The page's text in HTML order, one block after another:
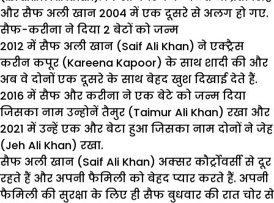
और सैफ अली खान 2004 में एक दूसरे से अलग हो गए.
सैफ-करीना ने दिया 2 बेटों को जन्म
2012 में सैफ अली खान (Saif Ali Khan) ने एक्ट्रैस
करीन कपूर (Kareena Kapoor) के साथ शादी की और
अब वे दोनों एक दूसरे के साथ बेहद खुश दिखाई देते हैं.
2016 में सैफ और करीना ने एक बेटे को जन्म दिया
जिसका नाम उन्होनें तैमुर (Taimur Ali Khan) रखा और
2021 में उन्हें एक और बेटा हुआ जिसका नाम दोनों ने जेह
(Jeh Ali Khan) रखा.
सैफ अली खान (Saif Ali Khan) अक्सर कौर्ट्रोवर्सी से दूर
रहते हैं और अपनी फैमिली को बेहद प्यार करते हैं. अपनी
फैमिली की सुरक्षा के लिए ही सैफ बुधवार की रात चोर से